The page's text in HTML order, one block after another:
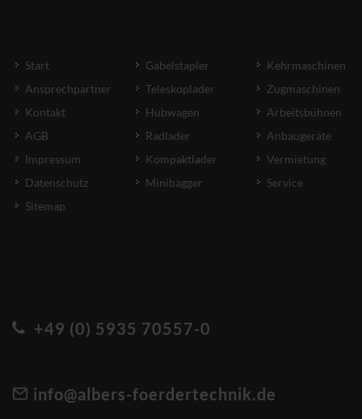
Start
Ansprechpartner
Kontakt
AGB
Impressum
Datenschutz
Sitemap
Gabelstapler
Teleskoplader
Hubwagen
Radlader
Kompaktlader
Minibagger
Kehrmaschinen
Zugmaschinen
Arbeitsbühnen
Anbaugeräte
Vermietung
Service
+49 (0) 5935 70557-0
info@albers-foerdertechnik.de